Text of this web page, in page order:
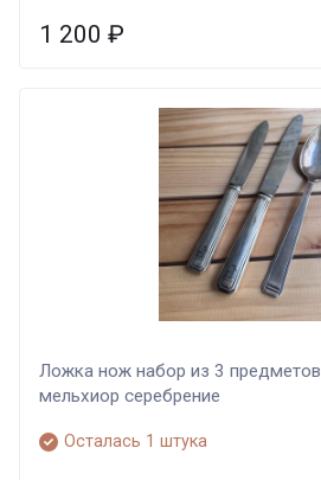
1 200 ₽
Ложка нож набор из 3 предметов
мельхиор серебрение
Осталась 1 штука